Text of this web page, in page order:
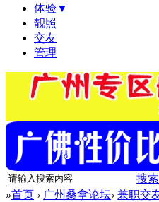
体验▼
靓照
交友
管理
搜索
»首页 › 广州桑拿论坛› 兼职交